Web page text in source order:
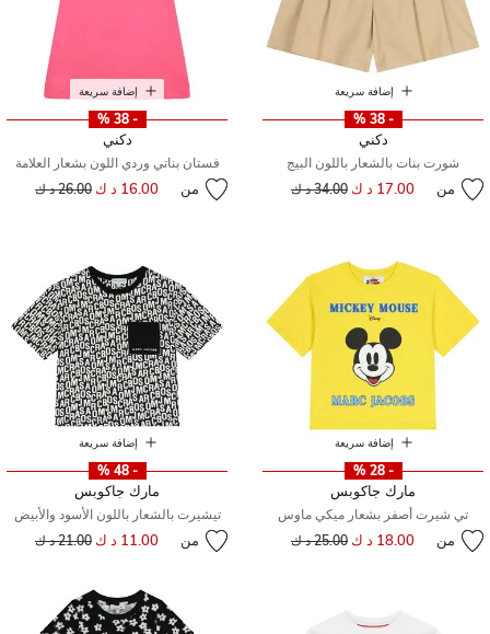
إضافة سريعة
- 38 %
دكني
شورت بنات بالشعار باللون البيج
من 17.00 د ك سعر مخفض من
34.00 د ك
إضافة سريعة
- 38 %
دكني
فستان بناتي وردي اللون بشعار العلامة
من 16.00 د ك سعر مخفض من
26.00 د ك إلى
إضافة سريعة
- 28 %
مارك جاكوبس
تي شيرت أصفر بشعار ميكي ماوس
من 18.00 د ك سعر مخفض من
25.00 د ك
إضافة سريعة
- 48 %
مارك جاكوبس
تيشيرت بالشعار باللون الأسود والأبيض
من 11.00 د ك سعر مخفض من
21.00 د ك إلى